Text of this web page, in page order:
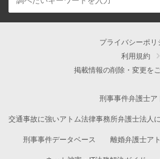
プライバシーポリ
利用規約
掲載情報の削除・変更を
刑事事件弁護士ア
交通事故に強いアトム法律事務所弁護士法人
刑事事件データベース 離婚弁護士ア